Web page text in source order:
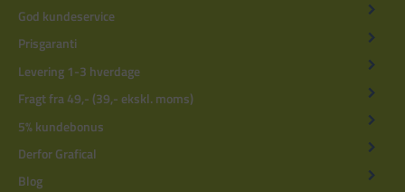
God kundeservice
Prisgaranti
Levering 1-3 hverdage
Fragt fra 49,- (39,- ekskl. moms)
5% kundebonus
Derfor Grafical
Blog